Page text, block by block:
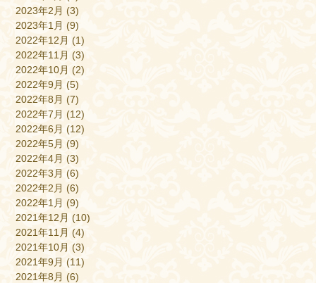
2023年2月 (3)
2023年1月 (9)
2022年12月 (1)
2022年11月 (3)
2022年10月 (2)
2022年9月 (5)
2022年8月 (7)
2022年7月 (12)
2022年6月 (12)
2022年5月 (9)
2022年4月 (3)
2022年3月 (6)
2022年2月 (6)
2022年1月 (9)
2021年12月 (10)
2021年11月 (4)
2021年10月 (3)
2021年9月 (11)
2021年8月 (6)